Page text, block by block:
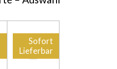
Sofort
Lieferbar